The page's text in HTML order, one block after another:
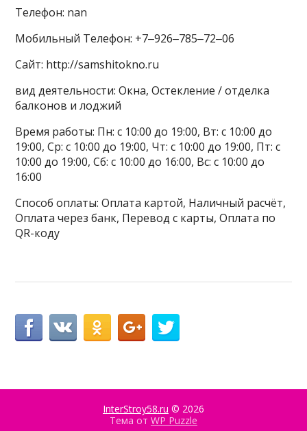
Телефон: nan
Мобильный Телефон: +7‒926‒785‒72‒06
Сайт: http://samshitokno.ru
вид деятельности: Окна, Остекление / отделка
балконов и лоджий
Время работы: Пн: с 10:00 до 19:00, Вт: с 10:00 до
19:00, Ср: с 10:00 до 19:00, Чт: с 10:00 до 19:00, Пт: с
10:00 до 19:00, Сб: с 10:00 до 16:00, Вс: с 10:00 до
16:00
Способ оплаты: Оплата картой, Наличный расчёт,
Оплата через банк, Перевод с карты, Оплата по
QR-коду
InterStroy58.ru © 2026
Тема от WP Puzzle